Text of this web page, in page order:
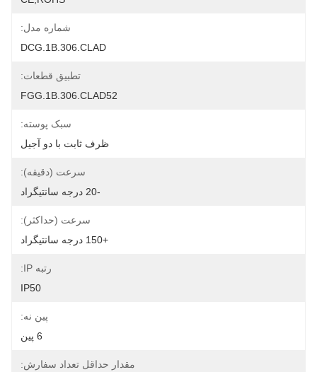
شماره مدل:
DCG.1B.306.CLAD
تطبیق قطعات:
FGG.1B.306.CLAD52
سبک پوسته:
ظرف ثابت با دو آجیل
سرعت (دقیقه):
-20 درجه سانتیگراد
سرعت (حداکثر):
+150 درجه سانتیگراد
رتبه IP:
IP50
پین نه:
6 پین
مقدار حداقل تعداد سفارش: